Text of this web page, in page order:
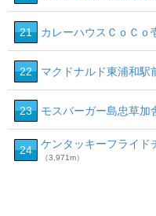
21 カレーハウスＣｏＣｏ
22 マクドナルド東浦和駅
23 モスバーガー島忠草加
24 ケンタッキーフライド
（3,971m）